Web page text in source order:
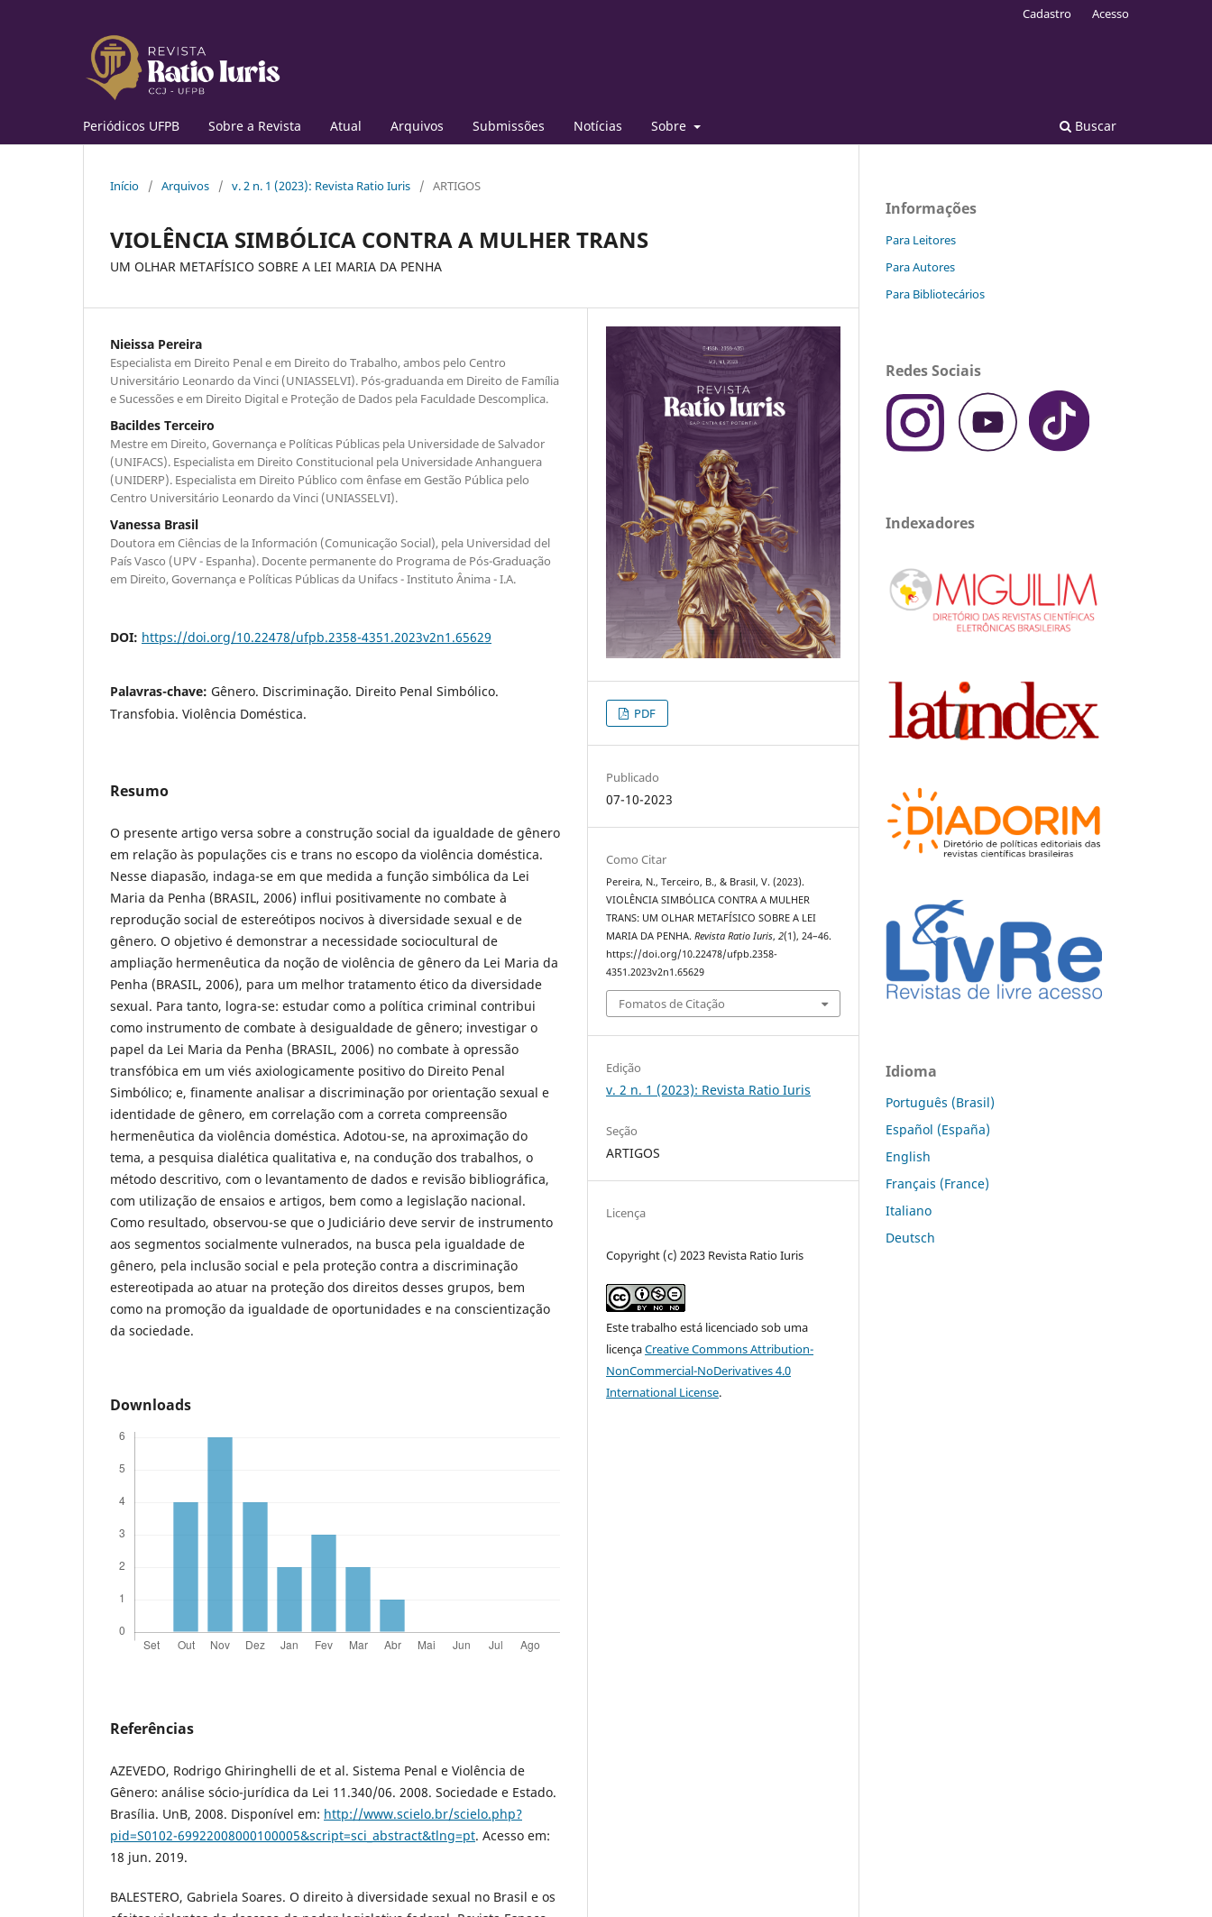
Periódicos UFPB Sobre a Revista Atual Arquivos Submissões Notícias Sobre Buscar
Cadastro Acesso
Início / Arquivos / v. 2 n. 1 (2023): Revista Ratio Iuris / ARTIGOS
VIOLÊNCIA SIMBÓLICA CONTRA A MULHER TRANS
UM OLHAR METAFÍSICO SOBRE A LEI MARIA DA PENHA
Nieissa Pereira
Especialista em Direito Penal e em Direito do Trabalho, ambos pelo Centro
Universitário Leonardo da Vinci (UNIASSELVI). Pós-graduanda em Direito de Família
e Sucessões e em Direito Digital e Proteção de Dados pela Faculdade Descomplica.
Bacildes Terceiro
Mestre em Direito, Governança e Políticas Públicas pela Universidade de Salvador
(UNIFACS). Especialista em Direito Constitucional pela Universidade Anhanguera
(UNIDERP). Especialista em Direito Público com ênfase em Gestão Pública pelo
Centro Universitário Leonardo da Vinci (UNIASSELVI).
Vanessa Brasil
Doutora em Ciências de la Información (Comunicação Social), pela Universidad del
País Vasco (UPV - Espanha). Docente permanente do Programa de Pós-Graduação
em Direito, Governança e Políticas Públicas da Unifacs - Instituto Ânima - I.A.
DOI: https://doi.org/10.22478/ufpb.2358-4351.2023v2n1.65629
Palavras-chave: Gênero. Discriminação. Direito Penal Simbólico.
Transfobia. Violência Doméstica.
Resumo
O presente artigo versa sobre a construção social da igualdade de gênero
em relação às populações cis e trans no escopo da violência doméstica.
Nesse diapasão, indaga-se em que medida a função simbólica da Lei
Maria da Penha (BRASIL, 2006) influi positivamente no combate à
reprodução social de estereótipos nocivos à diversidade sexual e de
gênero. O objetivo é demonstrar a necessidade sociocultural de
ampliação hermenêutica da noção de violência de gênero da Lei Maria da
Penha (BRASIL, 2006), para um melhor tratamento ético da diversidade
sexual. Para tanto, logra-se: estudar como a política criminal contribui
como instrumento de combate à desigualdade de gênero; investigar o
papel da Lei Maria da Penha (BRASIL, 2006) no combate à opressão
transfóbica em um viés axiologicamente positivo do Direito Penal
Simbólico; e, finamente analisar a discriminação por orientação sexual e
identidade de gênero, em correlação com a correta compreensão
hermenêutica da violência doméstica. Adotou-se, na aproximação do
tema, a pesquisa dialética qualitativa e, na condução dos trabalhos, o
método descritivo, com o levantamento de dados e revisão bibliográfica,
com utilização de ensaios e artigos, bem como a legislação nacional.
Como resultado, observou-se que o Judiciário deve servir de instrumento
aos segmentos socialmente vulnerados, na busca pela igualdade de
gênero, pela inclusão social e pela proteção contra a discriminação
estereotipada ao atuar na proteção dos direitos desses grupos, bem
como na promoção da igualdade de oportunidades e na conscientização
da sociedade.
Downloads
Referências
AZEVEDO, Rodrigo Ghiringhelli de et al. Sistema Penal e Violência de
Gênero: análise sócio-jurídica da Lei 11.340/06. 2008. Sociedade e Estado.
Brasília. UnB, 2008. Disponível em: http://www.scielo.br/scielo.php?
pid=S0102-69922008000100005&script=sci_abstract&tlng=pt. Acesso em:
18 jun. 2019.
BALESTERO, Gabriela Soares. O direito à diversidade sexual no Brasil e os
PDF
Publicado
07-10-2023
Como Citar
Pereira, N., Terceiro, B., & Brasil, V. (2023).
VIOLÊNCIA SIMBÓLICA CONTRA A MULHER
TRANS: UM OLHAR METAFÍSICO SOBRE A LEI
MARIA DA PENHA.Revista Ratio Iuris,2(1), 24–46.
https://doi.org/10.22478/ufpb.2358-
4351.2023v2n1.65629
Fomatos de Citação
Edição
v. 2 n. 1 (2023): Revista Ratio Iuris
Seção
ARTIGOS
Licença
Copyright (c) 2023 Revista Ratio Iuris
Este trabalho está licenciado sob uma
licençaCreative Commons Attribution-
NonCommercial-NoDerivatives 4.0
International License.
Informações
Para Leitores
Para Autores
Para Bibliotecários
Redes Sociais
Indexadores
Idioma
Português (Brasil)
Español (España)
English
Français (France)
Italiano
Deutsch